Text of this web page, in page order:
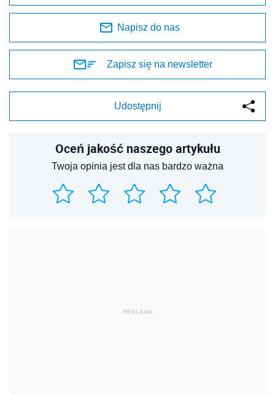
Napisz do nas
Zapisz się na newsletter
Udostępnij
Oceń jakość naszego artykułu
Twoja opinia jest dla nas bardzo ważna
REKLAMA